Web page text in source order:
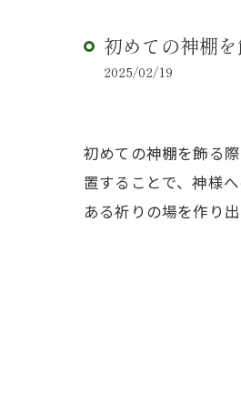
初めての神棚
2025/02/19
初めての神棚を飾る
置することで、神様
ある祈りの場を作り